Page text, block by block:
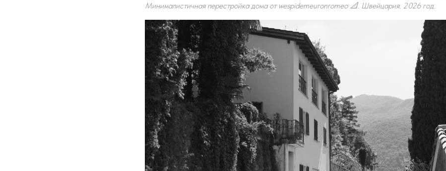
Минималистичная перестройка дома от wespidemeuronromeo 📐. Швейцария. 2026 год.